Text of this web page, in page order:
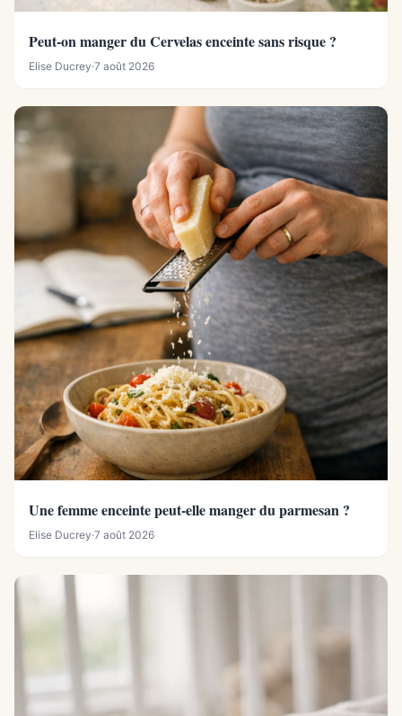
Peut-on manger du Cervelas enceinte sans risque ?
Elise Ducrey·7 août 2026
Une femme enceinte peut-elle manger du parmesan ?
Elise Ducrey·7 août 2026